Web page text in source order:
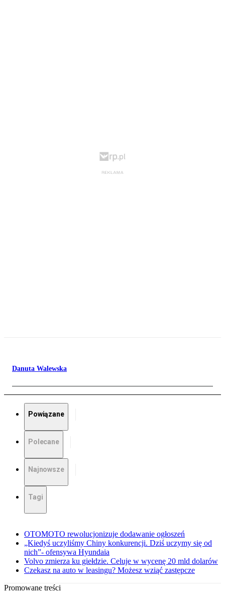
Danuta Walewska
Powiązane
Polecane
Najnowsze
Tagi
OTOMOTO rewolucjonizuje dodawanie ogłoszeń
„Kiedyś uczyliśmy Chiny konkurencji. Dziś uczymy się od
nich”- ofensywa Hyundaia
Volvo zmierza ku giełdzie. Celuje w wycenę 20 mld dolarów
Czekasz na auto w leasingu? Możesz wziąć zastępcze
Promowane treści